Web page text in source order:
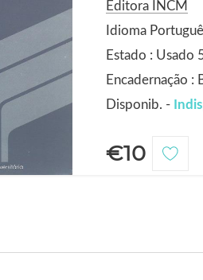
Editora INCM
Idioma
Estado : Usado
Encadernação :
Disponib. -
€10